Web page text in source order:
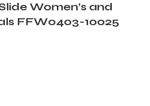
Women’s and
FFW0403-10025